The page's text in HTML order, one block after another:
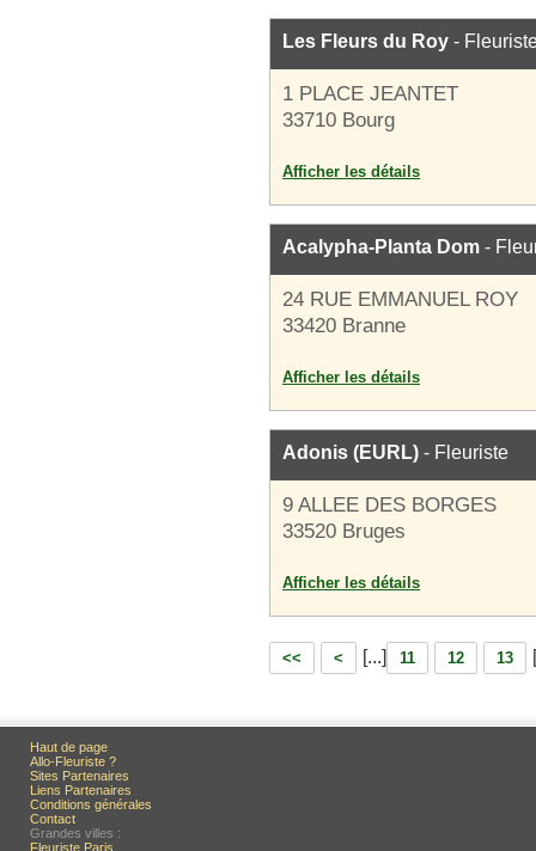
Les Fleurs du Roy -
1 PLACE JEANTET
33710 Bourg
Afficher les détails
Acalypha-Planta Dom -
24 RUE EMMANUEL ROY
33420 Branne
Afficher les détails
Adonis (EURL) - Fleuriste
9 ALLEE DES BORGES
33520 Bruges
Afficher les détails
<< < [...] 11 12 13
Haut de page
Allo-Fleuriste ?
Sites Partenaires
Liens Partenaires
Conditions générales
Contact
Grandes villes :
Fleuriste Paris